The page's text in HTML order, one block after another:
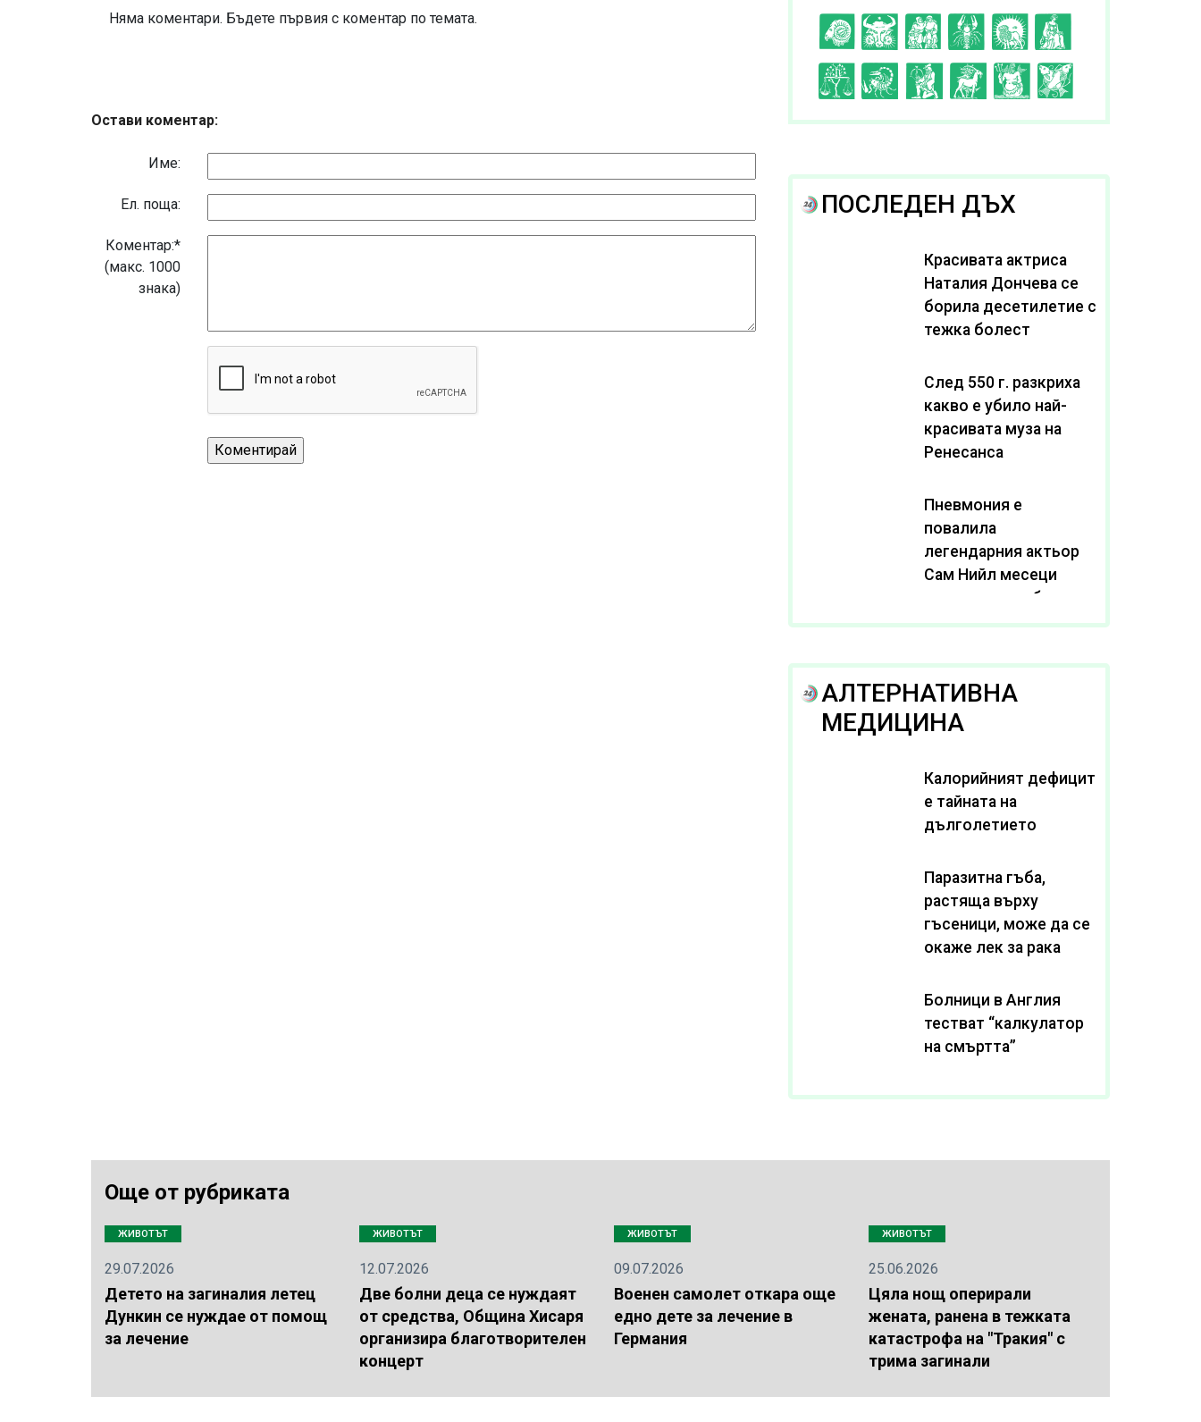
Няма коментари. Бъдете първия с коментар по темата.
Остави коментар:
Име:
Eл. поща:
Коментар:*
(макс. 1000
знака)
C D EFGH
I J K L A B
ПОСЛЕДЕН ДЪХ
Красивата актриса
Наталия Дончева се
борила десетилетие с
тежка болест
След 550 г. разкриха
какво е убило най-
красивата муза на
Ренесанса
Пневмония е
повалила
легендарния актьор
Сам Нийл месеци
след като пребори
рака
АЛТЕРНАТИВНА
МЕДИЦИНА
Калорийният дефицит
е тайната на
дълголетието
Паразитна гъба,
растяща върху
гъсеници, може да се
окаже лек за рака
Болници в Англия
тестват “калкулатор
на смъртта”
Още от рубриката
ЖИВОТЪТ
29.07.2026
Детето на загиналия летец
Дункин се нуждае от помощ
за лечение
ЖИВОТЪТ
12.07.2026
Две болни деца се нуждаят
от средства, Община Хисаря
организира благотворителен
концерт
ЖИВОТЪТ
09.07.2026
Военен самолет откара още
едно дете за лечение в
Германия
ЖИВОТЪТ
25.06.2026
Цяла нощ оперирали
жената, ранена в тежката
катастрофа на "Тракия" с
трима загинали